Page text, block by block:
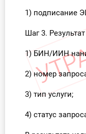
1) подписание
Шаг 3. Результат
1) БИН/ИИН
2) номер
3) тип услуги;
4) статус